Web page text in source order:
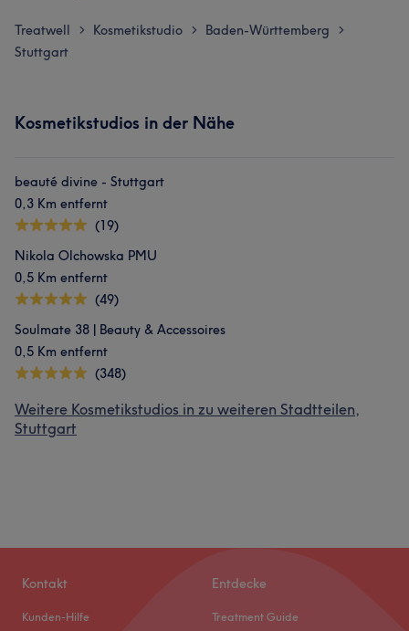
Treatwell > Kosmetikstudio > Baden-Württemberg >
Stuttgart
Kosmetikstudios in der Nähe
beauté divine - Stuttgart
0,3 Km entfernt
(19)
Nikola Olchowska PMU
0,5 Km entfernt
(49)
Soulmate 38 | Beauty & Accessoires
0,5 Km entfernt
(348)
Weitere Kosmetikstudios in zu weiteren Stadtteilen,
Stuttgart
Kontakt
Kunden-Hilfe
Entdecke
Treatment Guide